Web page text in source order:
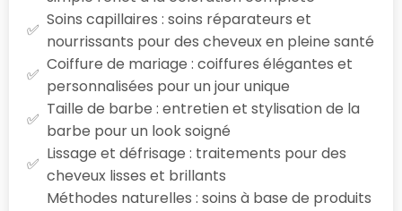
Soins capillaires : soins réparateurs et
nourrissants pour des cheveux en pleine santé
Coiffure de mariage : coiffures élégantes et
personnalisées pour un jour unique
Taille de barbe : entretien et stylisation de la
barbe pour un look soigné
Lissage et défrisage : traitements pour des
cheveux lisses et brillants
Méthodes naturelles : soins à base de produits